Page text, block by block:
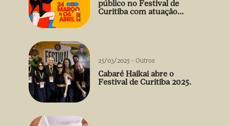
público no Festival de
Curitiba com atuação
25/03/2025 - Outros
Cabaré Haikai abre o
Festival de Curitiba 2025.